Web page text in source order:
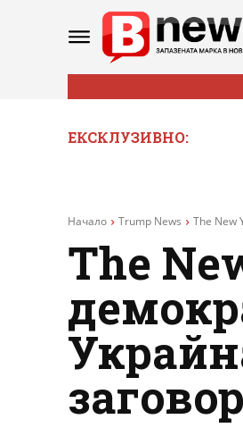
ЕКСКЛУЗИВНО:
Начало Trump News The New
The